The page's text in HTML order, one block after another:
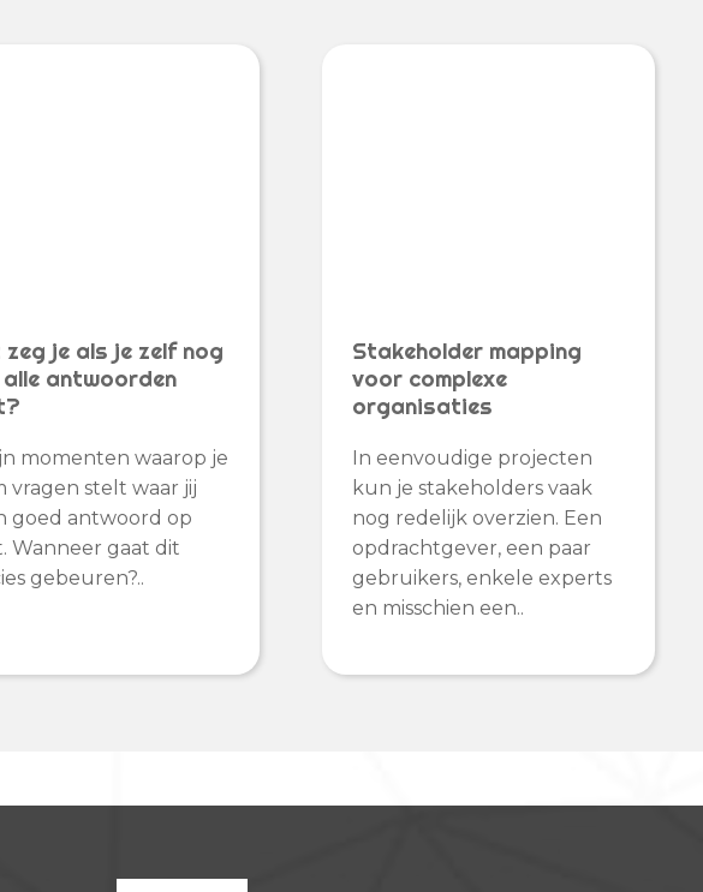
zeg je als je zelf nog
antwoorden
momenten waarop je
vragen stelt waar jij
goed antwoord op
Wanneer gaat dit
gebeuren?..
Stakeholder mapping
voor complexe
organisaties
In eenvoudige projecten
kun je stakeholders vaak
nog redelijk overzien. Een
opdrachtgever, een paar
gebruikers, enkele experts
en misschien een..